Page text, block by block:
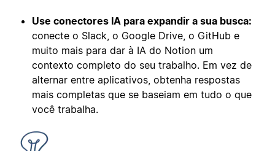
Use conectores IA para expandir a sua busca:
conecte o Slack, o Google Drive, o GitHub e
muito mais para dar à IA do Notion um
contexto completo do seu trabalho. Em vez de
alternar entre aplicativos, obtenha respostas
mais completas que se baseiam em tudo o que
você trabalha.